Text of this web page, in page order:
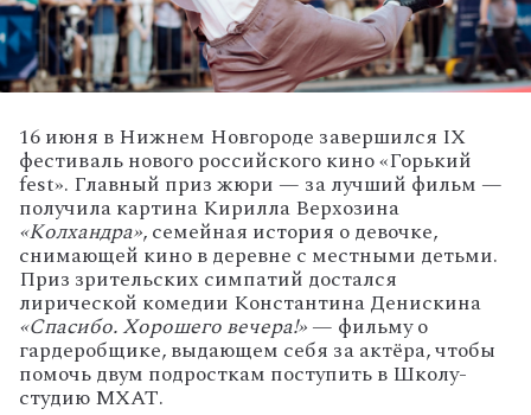
16 июня в Нижнем Новгороде завершился IX
фестиваль нового российского кино «Горький
fest». Главный приз жюри — за лучший фильм —
получила картина Кирилла Верхозина
«Колхандра», семейная история о девочке,
снимающей кино в деревне с местными детьми.
Приз зрительских симпатий достался
лирической комедии Константина Денискина
«Спасибо. Хорошего вечера!»— фильму о
гардеробщике, выдающем себя за актёра, чтобы
помочь двум подросткам поступить в Школу-
студию МХАТ.